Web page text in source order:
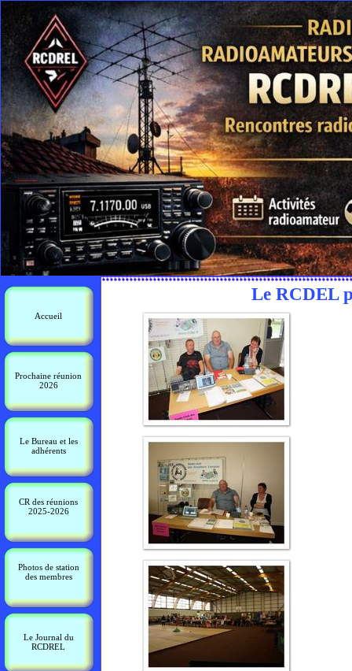
Accueil
Prochaine réunion
2026
Le Bureau et les
adhérents
CR des réunions
2025-2026
Photos de station
des membres
Le Journal du
RCDREL
Le RCDEL